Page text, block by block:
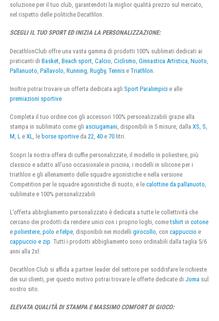
soluzione per il tuo club, garantendoti la miglior qualità prezzo sul mercato,
nel rispetto delle politiche Decathlon.
SCEGLI IL TUO SPORT ED INIZIA LA PERSONALIZZAZIONE:
DecathlonClub offre una vasta gamma di prodotti 100% sublimati dedicati ai
praticanti di Basket Beach sport Calcio Ciclismo Ginnastica Artistica Nuoto
Pallanuoto Pallavolo Running Rugby, Tennis e Triathlon
Inoltre potrai trovare un offerta dedicata agli Sport Paralimpici e alle
premiazioni sportive
Completa il tuo ordine con gli accessori 100% personalizzabili grazie alla
stampa in sublimato come gli asciugamani, disponibili in 5 misure, dalla XS, S,
M, L e XL, le borse sportive da 22, 40 e 70 litri.
Scopri la nostra offera di cuffie personalizzate, il modello in poliestere, più
classico e adatto all’uso occasionale in piscina, i modelli in silicone per i
triathlon e gli allenamento delle squadre agonistiche e nella versione
Competition per le squadre agonistiche di nuoto, e le calottine da pallanuoto
sublimate e 100% personalizzabili
L’offerta abbigliamento personalizzato è dedicata a tutte le collettività che
cercano dei prodotti da rendere unici con i proprio loghi, cometshirt in cotone
e poliestere polo e felpe , disponibili nei modelli girocollo , con cappuccio e
cappuccio e zip . Tutti i prodotti abbigliamento sono ordinabili dalla taglia 5/6
anni alla 2xl.
Decathlon Club si affida a partner leader del settore per soddisfare le richieste
dei sui clienti, per questo motivo potrai trovare le offerte dedicate di Joma sul
nostro sito.
ELEVATA QUALITÀ DI STAMPA E MASSIMO COMFORT DI GIOCO: